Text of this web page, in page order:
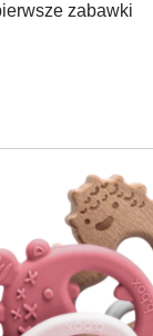
zabawki